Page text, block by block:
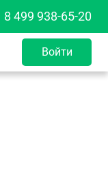
8 499 938-65-20
Войти